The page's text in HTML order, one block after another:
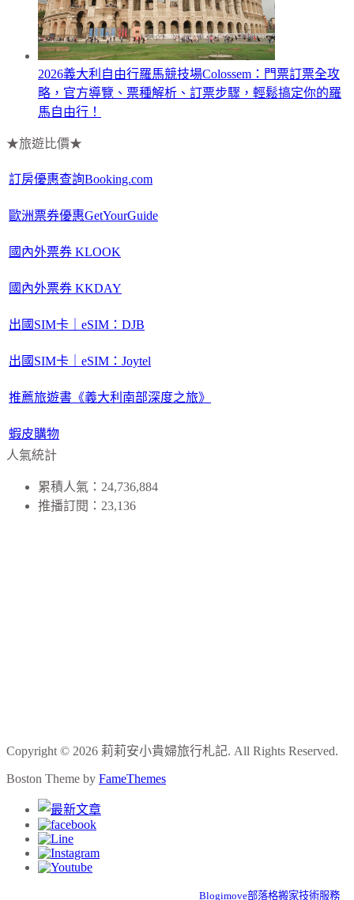
2026義大利自由行羅馬競技場Colossem：門票訂票全攻
略，官方導覽、票種解析、訂票步驟，輕鬆搞定你的羅
馬自由行！
★旅遊比價★
訂房優惠查詢Booking.com
歐洲票券優惠GetYourGuide
國內外票券 KLOOK
國內外票券 KKDAY
出國SIM卡｜eSIM：DJB
出國SIM卡｜eSIM：Joytel
推薦旅遊書《義大利南部深度之旅》
蝦皮購物
人氣統計
累積人氣：24,736,884
推播訂閱：23,136
Copyright © 2026 莉莉安小貴婦旅行札記. All Rights Reserved.
Boston Theme by FameThemes
Blogimove部落格搬家技術服務